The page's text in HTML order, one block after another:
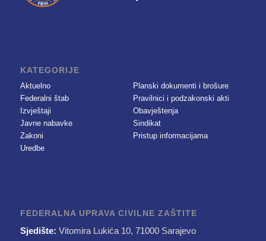
KATEGORIJE
Aktuelno
Federalni štab
Izvještaji
Javne nabavke
Zakoni
Uredbe
Planski dokumenti i brošure
Pravilnici i podzakonski akti
Obavještenja
Sindikat
Pristup informacijama
FEDERALNA UPRAVA CIVILNE ZAŠTITE
Sjedište: Vitomira Lukića 10, 71000 Sarajevo